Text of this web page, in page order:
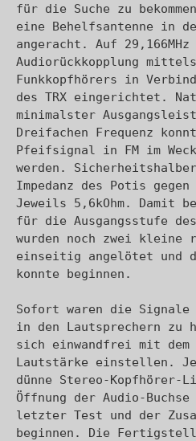
für die Suche zu
eine Behelfsantenne in
angeracht. Auf
Audiorückkopplung
Funkkopfhörers in
des TRX eingerichtet.
minimalster
Dreifachen Frequenz
Pfeifsignal in FM im
werden.
Impedanz des Potis gegen
Jeweils 5,6kOhm. Damit
für die Ausgangsstufe
wurden noch zwei kleine
einseitig angelötet und
konnte beginnen.
Sofort waren die Signale
in den Lautsprechern zu
sich einwandfrei mit
Lautstärke einstellen.
dünne Stereo-Kopfhörer-
Öffnung der Audio-
letzter Test und der
beginnen. Die